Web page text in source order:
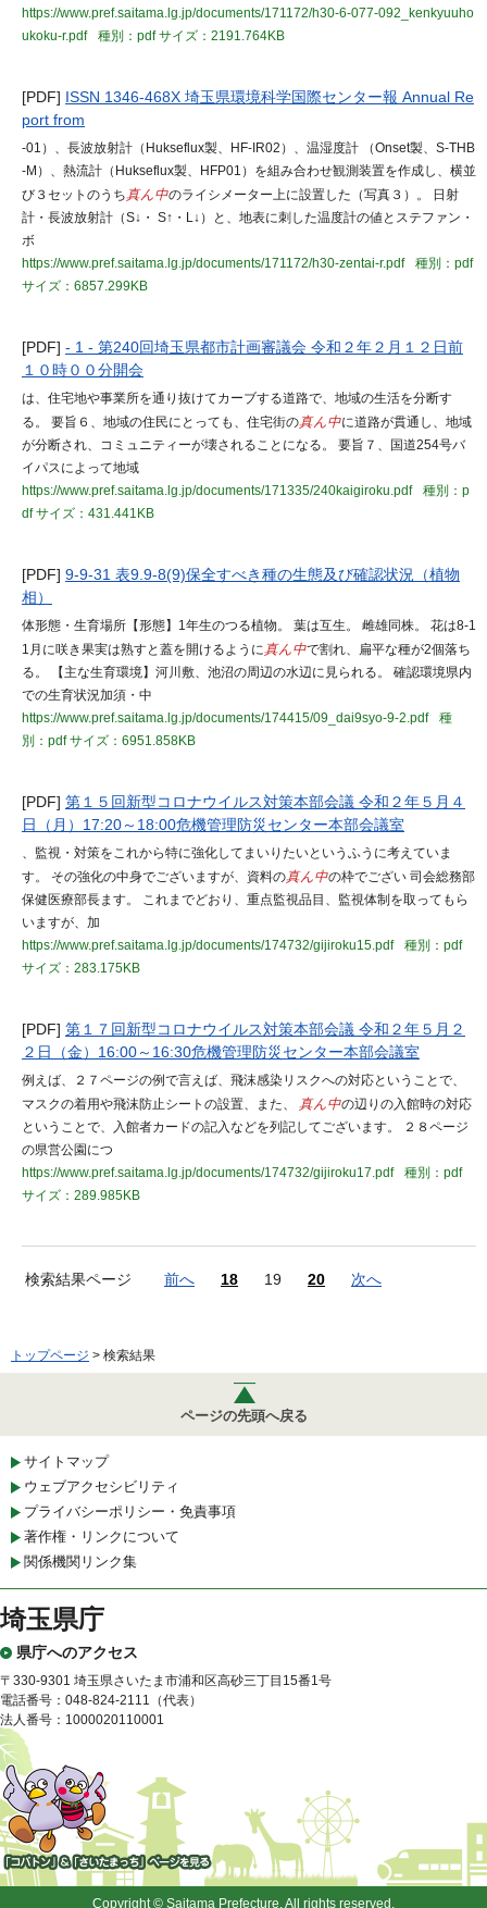
https://www.pref.saitama.lg.jp/documents/171172/h30-6-077-092_kenkyuuho
ukoku-r.pdf
種別：pdfサイズ：2191.764KB
[PDF] ISSN 1346-468X 埼玉県環境科学国際センター報 Annual Re
port from
-01）、長波放射計（Hukseflux製、HF-IR02）、温湿度計 （Onset製、S-THB
-M）、熱流計（Hukseflux製、HFP01）を組み合わせ観測装置を作成し、横並
び３セットのうち真ん中のライシメーター上に設置した（写真３）。 日射
計・長波放射計（S↓・ S↑・L↓）と、地表に刺した温度計の値とステファン・
ボ
https://www.pref.saitama.lg.jp/documents/171172/h30-zentai-r.pdf
種別：pdf
サイズ：6857.299KB
[PDF] - 1 - 第240回埼玉県都市計画審議会 令和２年２月１２日前
１０時００分開会
は、住宅地や事業所を通り抜けてカーブする道路で、地域の生活を分断す
る。 要旨６、地域の住民にとっても、住宅街の真ん中に道路が貫通し、地域
が分断され、コミュニティーが壊されることになる。 要旨７、国道254号バ
イパスによって地域
https://www.pref.saitama.lg.jp/documents/171335/240kaigiroku.pdf
種別：p
dfサイズ：431.441KB
[PDF] 9-9-31 表9.9-8(9)保全すべき種の生態及び確認状況（植物
相）
体形態・生育場所【形態】1年生のつる植物。 葉は互生。 雌雄同株。 花は8-1
1月に咲き果実は熟すと蓋を開けるように真ん中で割れ、扁平な種が2個落ち
る。 【主な生育環境】河川敷、池沼の周辺の水辺に見られる。 確認環境県内
での生育状況加須・中
https://www.pref.saitama.lg.jp/documents/174415/09_dai9syo-9-2.pdf
種
別：pdfサイズ：6951.858KB
[PDF] 第１５回新型コロナウイルス対策本部会議 令和２年５月４
日（月）17:20～18:00危機管理防災センター本部会議室
、監視・対策をこれから特に強化してまいりたいというふうに考えていま
す。 その強化の中身でございますが、資料の真ん中の枠でござい 司会総務部
保健医療部長ます。 これまでどおり、重点監視品目、監視体制を取ってもら
いますが、加
https://www.pref.saitama.lg.jp/documents/174732/gijiroku15.pdf
種別：pdf
サイズ：283.175KB
[PDF] 第１７回新型コロナウイルス対策本部会議 令和２年５月２
２日（金）16:00～16:30危機管理防災センター本部会議室
例えば、２７ページの例で言えば、飛沫感染リスクへの対応ということで、
マスクの着用や飛沫防止シートの設置、また、 真ん中の辺りの入館時の対応
ということで、入館者カードの記入などを列記してございます。 ２８ページ
の県営公園につ
https://www.pref.saitama.lg.jp/documents/174732/gijiroku17.pdf
種別：pdf
サイズ：289.985KB
検索結果ページ 前へ 18 19 20 次へ
トップページ > 検索結果
ページの先頭へ戻る
サイトマップ
ウェブアクセシビリティ
プライバシーポリシー・免責事項
著作権・リンクについて
関係機関リンク集
埼玉県庁
県庁へのアクセス
〒330-9301 埼玉県さいたま市浦和区高砂三丁目15番1号
電話番号：048-824-2111（代表）
法人番号：1000020110001
「コバトン」&「さいたまっ
Copyright © Saitama Prefecture. All rights reserved.